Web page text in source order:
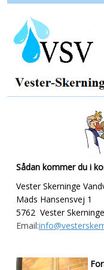
Sådan kommer du i
Vester Skerninge
Mads Hansensvej 1
5762 Vester Skerninge
Email: